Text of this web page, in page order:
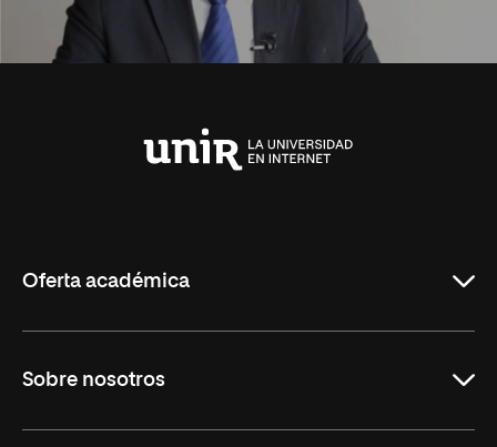
Oferta académica
Maestrías
Educación Continuada
Sobre nosotros